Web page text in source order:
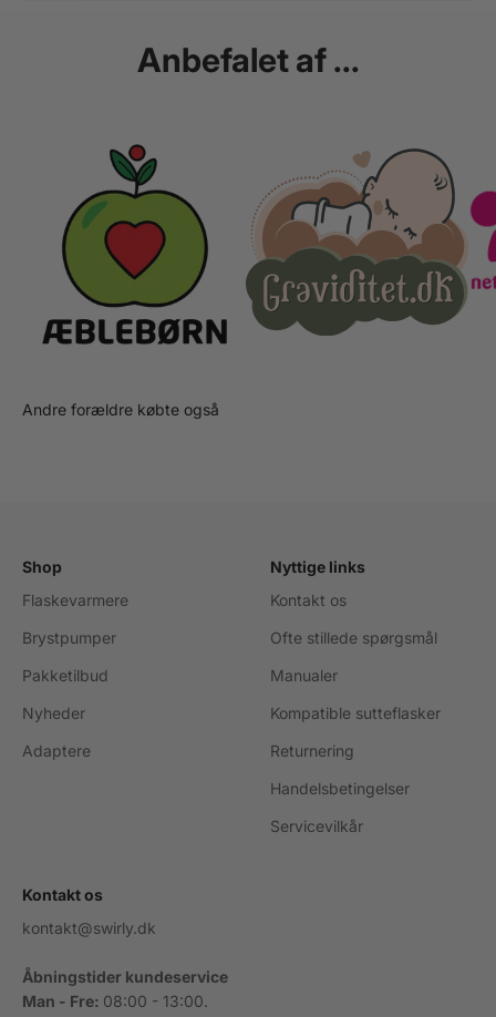
Anbefalet af ...
Andre forældre købte også
Shop
Flaskevarmere
Brystpumper
Pakketilbud
Nyheder
Adaptere
Nyttige links
Kontakt os
Ofte stillede spørgsmål
Manualer
Kompatible sutteflasker
Returnering
Handelsbetingelser
Servicevilkår
Kontakt os
kontakt@swirly.dk
Åbningstider kundeservice
Man - Fre: 08:00 - 13:00.